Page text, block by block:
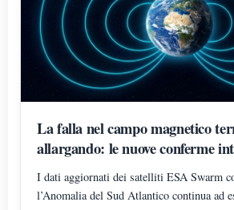
La falla nel campo magnetico
allargando: le nuove conferme
2026
I dati aggiornati dei satelliti ESA Swarm
l’Anomalia del Sud Atlantico continua ad